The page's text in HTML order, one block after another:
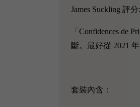
James Suckling 評
「 Confidences de
斷。最好從 2021 年
套裝內含：